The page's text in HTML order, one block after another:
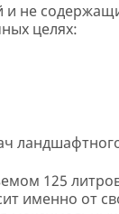
и не
целях:
125
именно от